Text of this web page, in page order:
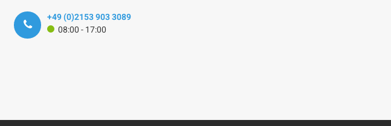
+49 (0)2153 903 3089
08:00 - 17:00